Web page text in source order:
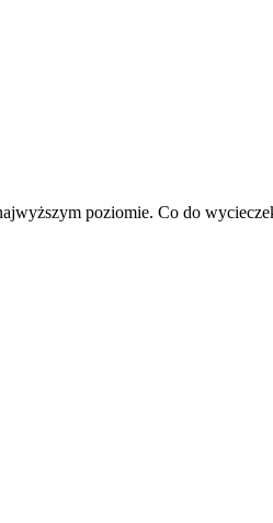
poziomie. Co do